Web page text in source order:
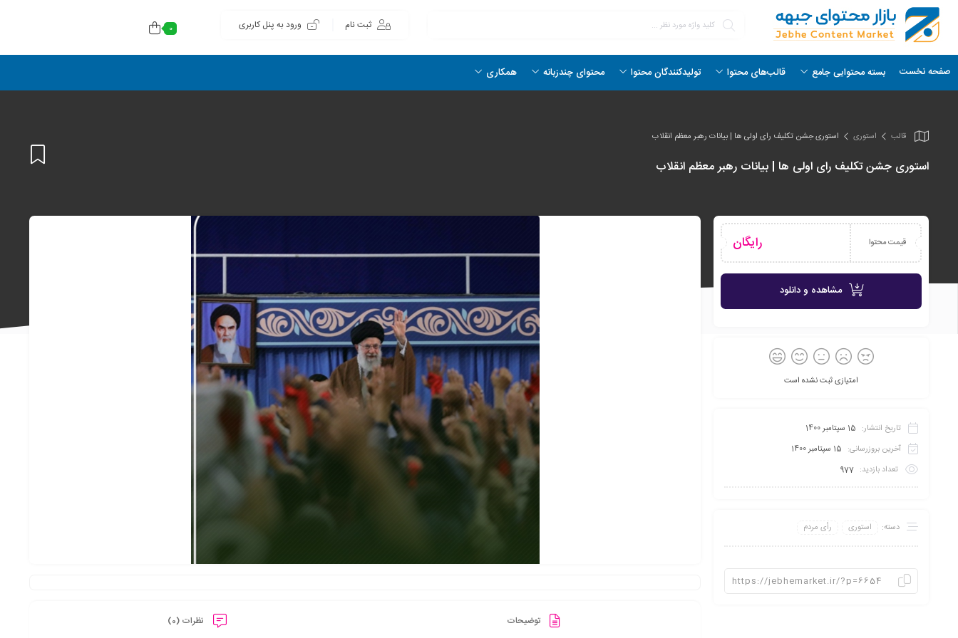
ثبت نام ورود به پنل کاربری 0
صفحه نخست بسته محتوایی جامع قالب‌های محتوا تولیدکنندگان محتوا محتوای چندزبانه همکاری
قالب استوری استوری جشن تکلیف رای اولی ها | بیانات رهبر معظم انقلاب
استوری جشن تکلیف رای اولی ها | بیانات رهبر معظم انقلاب
توضیحات نظرات (0)
قیمت محتوا رایگان
مشاهده و دانلود
امتیازی ثبت نشده است
تاریخ انتشار: 15 سپتامبر 1400
آخرین بروزرسانی: 15 سپتامبر 1400
تعداد بازدید: 977
دسته: استوری رأی مردم